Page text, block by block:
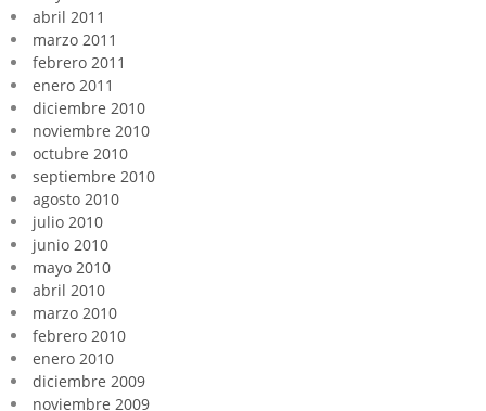
abril 2011
marzo 2011
febrero 2011
enero 2011
diciembre 2010
noviembre 2010
octubre 2010
septiembre 2010
agosto 2010
julio 2010
junio 2010
mayo 2010
abril 2010
marzo 2010
febrero 2010
enero 2010
diciembre 2009
noviembre 2009